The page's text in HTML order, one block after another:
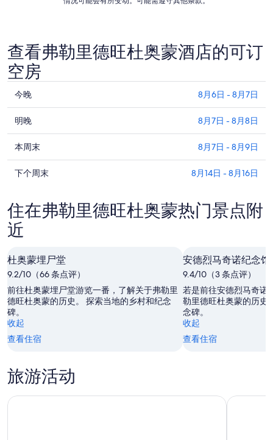
$79
查看弗勒里德旺杜奥蒙酒店的可订
空房
查
看
弗
勒
里
德
旺
奥
蒙
今
晚
的
价
格，
入
住
日
期
月
6
今晚 8月6日 - 8月7日
查
看
弗
勒
里
旺
杜
奥
蒙
明
晚
的
价
格，
入
住
为
8
明晚 8月7日 - 8月8日
查
看
弗
里
德
旺
杜
奥
蒙
本
周
末
的
价
住
日
本周末 8月7日 - 8月9日
查
弗
勒
里
德
旺
杜
奥
蒙
下
周
末
的
格，
入
住
下个周末 8月14日 - 8月16日
住在弗勒里德旺杜奥蒙热门景点附
近
杜奥蒙埋尸堂
9.2/10（66 条点评）
前往杜奥蒙埋尸堂游览一番，了解关于弗勒里
德旺杜奥蒙的历史。 探索当地的乡村和纪念
碑。
收起
查看住宿
安德烈马奇诺纪念馆
9.4/10（3 条点评）
若是前往安德烈马奇诺
勒里德旺杜奥蒙的历史
念碑。
收起
查看住宿
旅游活动
凡尔登战场之旅,向导者和入场券包括在内 10小时私